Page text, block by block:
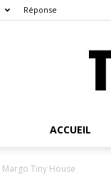
Réponse
ACCUEIL
Margo Tiny House